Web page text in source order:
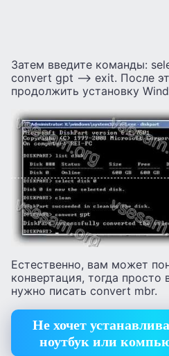
Затем введите команды:
convert gpt –> exit. После
продолжить установку
Естественно, вам может
конвертация, тогда
нужно писать convert mbr.
Не хочет
ноутбук или